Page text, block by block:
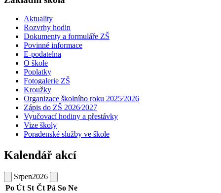
Aktuality
Rozvrhy hodin
Dokumenty a formuláře ZŠ
Povinné informace
E-podatelna
O škole
Poplatky
Fotogalerie ZŠ
Kroužky
Organizace školního roku 2025⁄2026
Zápis do ZŠ 2026⁄2027
Vyučovací hodiny a přestávky
Vize školy
Poradenské služby ve škole
Kalendář akcí
Srpen2026
Po Út St Čt Pá So Ne